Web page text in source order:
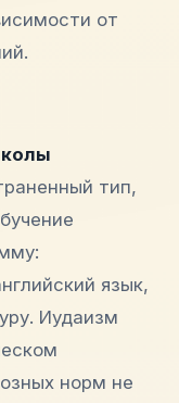
от
тип,
язык,
Иудаизм
норм не